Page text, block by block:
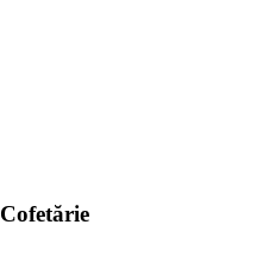
Cofetărie